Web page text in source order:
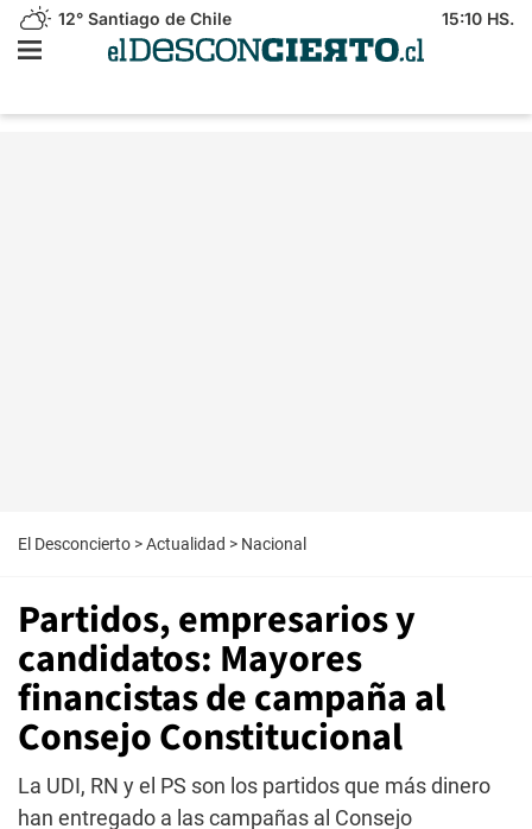
12° Santiago de Chile 15:10 HS.
El Desconcierto >Actualidad > Nacional
Partidos, empresarios y
candidatos: Mayores
financistas de campaña al
Consejo Constitucional
La UDI, RN y el PS son los partidos que más dinero
han entregado a las campañas al Consejo